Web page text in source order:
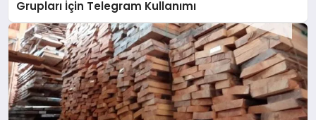
Grupları İçin Telegram Kullanımı